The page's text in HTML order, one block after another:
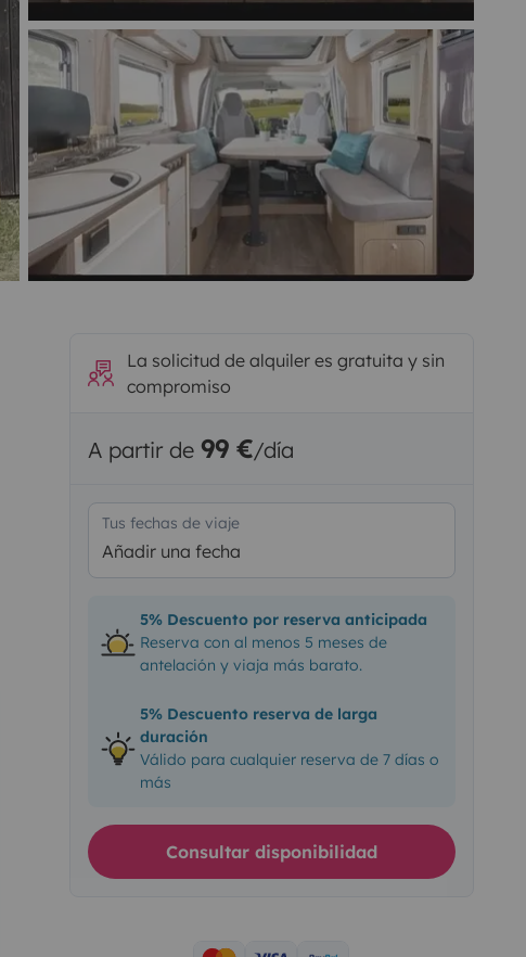
La solicitud de alquiler es gratuita y sin
compromiso
A partir de 99 €/día
Tus fechas de viaje
Añadir una fecha
5% Descuento por reserva anticipada
Reserva con al menos 5 meses de
antelación y viaja más barato.
5% Descuento reserva de larga
duración
Válido para cualquier reserva de 7 días o
más
Consultar disponibilidad